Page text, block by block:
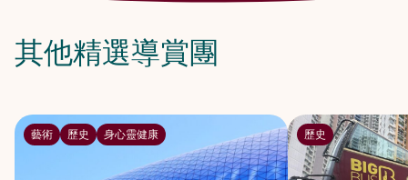
其他精選導賞團
藝術 歷史 身心靈健康 歷史